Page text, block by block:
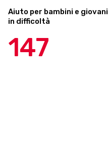
Aiuto per bambini e giovani
in difficoltà
147